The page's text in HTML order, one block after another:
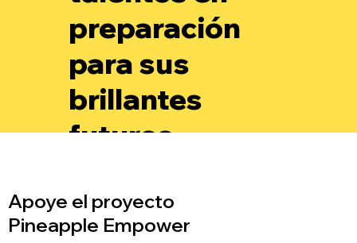
preparación
para sus
brillantes
futuros.
Apoye el proyecto
Pineapple Empower